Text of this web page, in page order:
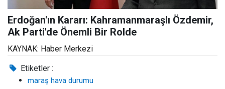
Erdoğan'ın Kararı: Kahramanmaraşlı Özdemir,
Ak Parti'de Önemli Bir Rolde
KAYNAK: Haber Merkezi
Etiketler :
maraş hava durumu